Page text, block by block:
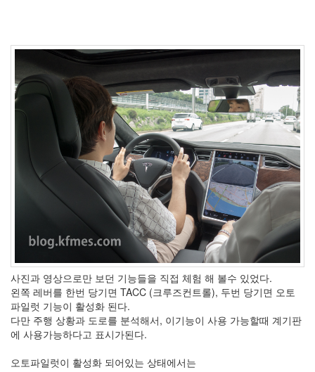
사진과 영상으로만 보던 기능들을 직접 체험 해 볼수 있었다.
왼쪽 레버를 한번 당기면 TACC (크루즈컨트롤), 두번 당기면 오토
파일럿 기능이 활성화 된다.
다만 주행 상황과 도로를 분석해서, 이기능이 사용 가능할때 계기판
에 사용가능하다고 표시가된다.
오토파일럿이 활성화 되어있는 상태에서는